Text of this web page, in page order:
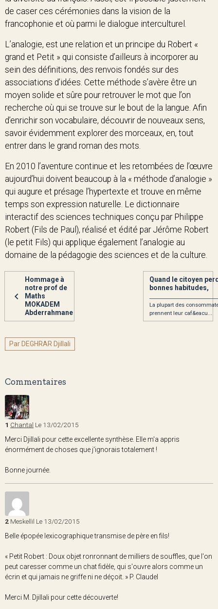
de caser ces cérémonies dans la vision de la
francophonie et où parmi le dialogue interculturel.
L’analogie, est une relation et un principe du Robert «
grand et Petit » qui consiste d’ailleurs à incorporer au
sein des définitions, des renvois fondés sur des
associations d’idées. Cette méthode s’avère être un
moyen solide et sûre pour retrouver le mot que l’on
recherche où qui se trouve sur le bout de la langue. Afin
d’enrichir son vocabulaire, découvrir de nouveaux sens,
savoir évidemment explorer des morceaux, en, tout
entrer dans le grand roman des mots.
En 2010 l’aventure continue et les retombées de l’œuvre
aujourd’hui doivent beaucoup à la « méthode d’analogie »
qui augure et présage l’hypertexte et trouve en même
temps son expression naturelle. Le dictionnaire
interactif des sciences techniques conçu par Philippe
Robert (Fils de Paul), réalisé et édité par Jérôme Robert
(le petit Fils) qui applique également l’analogie au
domaine de la pédagogie des sciences et de la culture.
Hommage à
notre prof de
Maths
MOKADEM
Abderrahmane
Quand le citoyen
bonnes habitudes,
La plupart des
prennent leur caf&eacu...
Par DEGHRAR Djillali
Commentaires
1 Chantal Le 13/02/2015
Merci Djillali pour cette excellente synthèse. Elle m'a appris
énormément de choses que j'ignorais totalement !
Bonne journée.
2 Meskellil Le 13/02/2015
Belle épopée lexicographique transmise de père en fils!
« Petit Robert : Doux objet ronronnant de milliers de souffles, que l'on
peut caresser comme un chat fidèle, qui s'ouvre alors comme un
écrin et qui jamais ne griffe ni ne déçoit. » P. Claudel
Merci M. Djillali pour cette découverte!